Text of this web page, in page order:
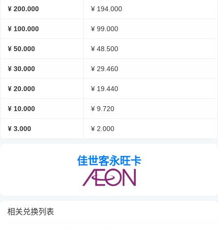
¥ 200.000 ¥ 194.000
¥ 100.000 ¥ 99.000
¥ 50.000 ¥ 48.500
¥ 30.000 ¥ 29.460
¥ 20.000 ¥ 19.440
¥ 10.000 ¥ 9.720
¥ 3.000 ¥ 2.000
佳世客永旺卡
相关兑换列表